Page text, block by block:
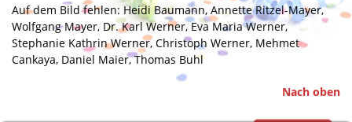
Auf dem Bild fehlen: Heidi Baumann, Annette Ritzel-Mayer,
Wolfgang Mayer, Dr. Karl Werner, Eva Maria Werner,
Stephanie Kathrin Werner, Christoph Werner, Mehmet
Cankaya, Daniel Maier, Thomas Buhl
Nach oben